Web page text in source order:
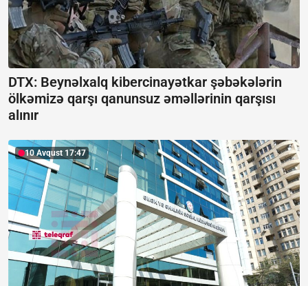
DTX: Beynəlxalq kibercinayətkar şəbəkələrin
ölkəmizə qarşı qanunsuz əməllərinin qarşısı
alınır
10 Avqust 17:47